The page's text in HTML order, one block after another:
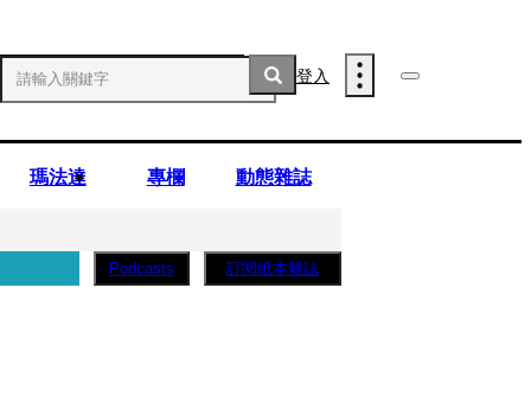
登入
瑪法達 專欄 動態雜誌
Podcasts 訂閱紙本雜誌